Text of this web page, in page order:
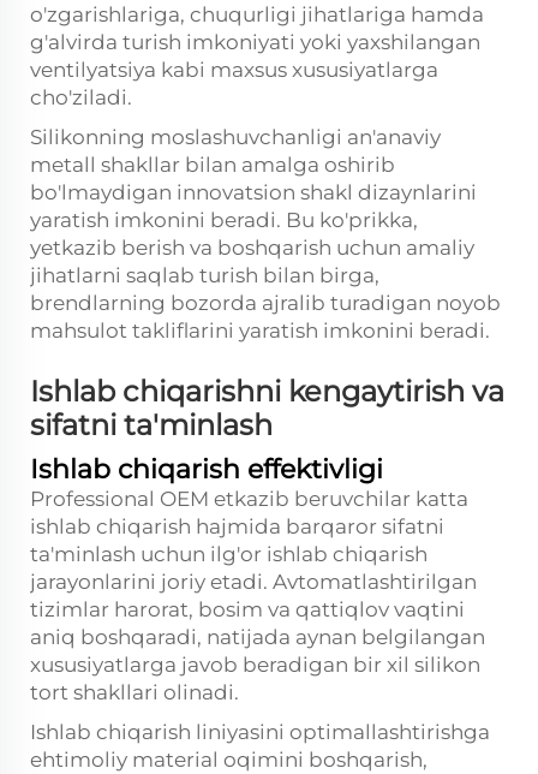
o'zgarishlariga, chuqurligi jihatlariga hamda
g'alvirda turish imkoniyati yoki yaxshilangan
ventilyatsiya kabi maxsus xususiyatlarga
cho'ziladi.
Silikonning moslashuvchanligi an'anaviy
metall shakllar bilan amalga oshirib
bo'lmaydigan innovatsion shakl dizaynlarini
yaratish imkonini beradi. Bu ko'prikka,
yetkazib berish va boshqarish uchun amaliy
jihatlarni saqlab turish bilan birga,
brendlarning bozorda ajralib turadigan noyob
mahsulot takliflarini yaratish imkonini beradi.
Ishlab chiqarishni kengaytirish va
sifatni ta'minlash
Ishlab chiqarish effektivligi
Professional OEM etkazib beruvchilar katta
ishlab chiqarish hajmida barqaror sifatni
ta'minlash uchun ilg'or ishlab chiqarish
jarayonlarini joriy etadi. Avtomatlashtirilgan
tizimlar harorat, bosim va qattiqlov vaqtini
aniq boshqaradi, natijada aynan belgilangan
xususiyatlarga javob beradigan bir xil silikon
tort shakllari olinadi.
Ishlab chiqarish liniyasini optimallashtirishga
ehtimoliy material oqimini boshqarish,